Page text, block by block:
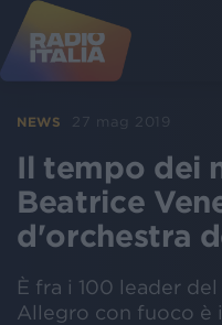
NEWS 27 mag 2019
Il tempo dei
Beatrice
d'orchestra
È fra i 100 leader
Allegro con fuoco è